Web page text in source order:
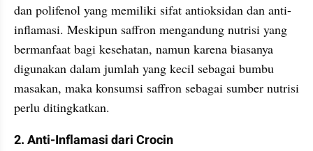
dan polifenol yang memiliki sifat antioksidan dan anti-
inflamasi. Meskipun saffron mengandung nutrisi yang
bermanfaat bagi kesehatan, namun karena biasanya
digunakan dalam jumlah yang kecil sebagai bumbu
masakan, maka konsumsi saffron sebagai sumber nutrisi
perlu ditingkatkan.
2. Anti-Inflamasi dari Crocin